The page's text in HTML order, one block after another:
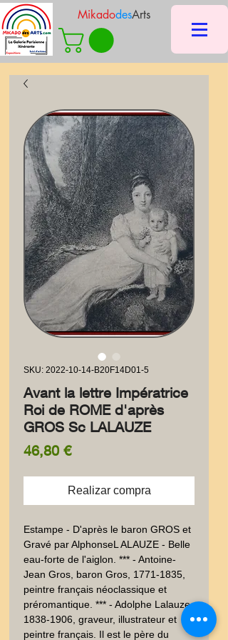
MikadodesArts
SKU: 2022-10-14-B20F14D01-5
Avant la lettre Impératrice
Roi de ROME d'après
GROS Sc LALAUZE
46,80 €Precio
Realizar compra
Estampe - D'après le baron GROS et
Gravé par AlphonseL ALAUZE - Belle
eau-forte de l'aiglon. *** - Antoine-
Jean Gros, baron Gros, 1771-1835,
peintre français néoclassique et
préromantique. *** - Adolphe Lalauze,
1838-1906, graveur, illustrateur et
peintre français. Il est le père du